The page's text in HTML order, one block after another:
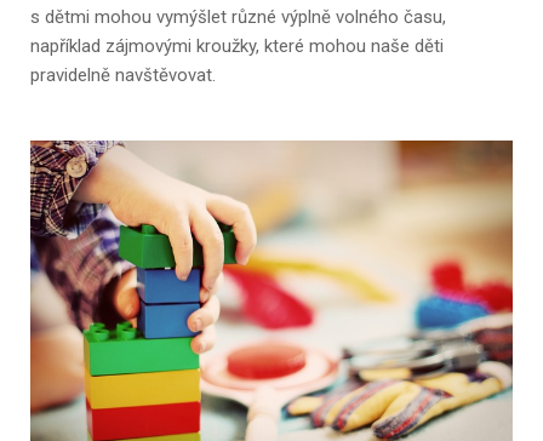
s dětmi mohou vymýšlet různé výplně volného času,
například zájmovými kroužky, které mohou naše děti
pravidelně navštěvovat.